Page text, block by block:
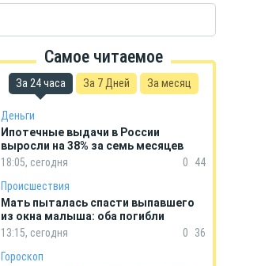
Самое читаемое
За 24 часа За 7 Дней За месяц
Деньги
Ипотечные выдачи в России
выросли на 38% за семь месяцев
18:05, сегодня
0
44
Происшествия
Мать пыталась спасти выпавшего
из окна малыша: оба погибли
13:15, сегодня
0
36
Гороскоп